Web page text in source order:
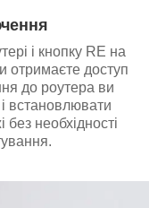
і кнопку RE на
отримаєте доступ
до роутера ви
встановлювати
необхідності